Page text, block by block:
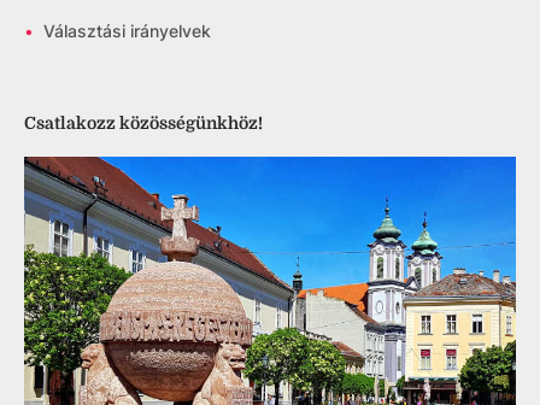
• Választási irányelvek
Csatlakozz közösségünkhöz!